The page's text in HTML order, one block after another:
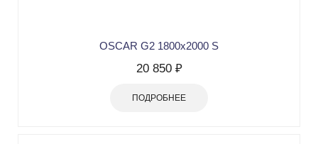
OSCAR G2 1800х2000 S
20 850 ₽
ПОДРОБНЕЕ